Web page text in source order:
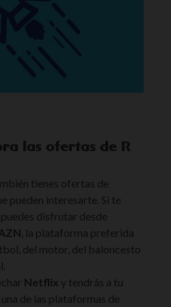
las ofertas de R
tienes ofertas de
pueden interesarte. Si te
disfrutar desde
, la plataforma preferida
del motor, del baloncesto
Netflix y tendrás a tu
de las plataformas de